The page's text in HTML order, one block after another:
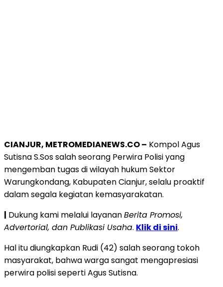
CIANJUR, METROMEDIANEWS.CO – Kompol Agus
Sutisna S.Sos salah seorang Perwira Polisi yang
mengemban tugas di wilayah hukum Sektor
Warungkondang, Kabupaten Cianjur, selalu proaktif
dalam segala kegiatan kemasyarakatan.
| Dukung kami melalui layananBerita Promosi,
Advertorial, dan Publikasi Usaha. Klik di sini.
Hal itu diungkapkan Rudi (42) salah seorang tokoh
masyarakat, bahwa warga sangat mengapresiasi
perwira polisi seperti Agus Sutisna.